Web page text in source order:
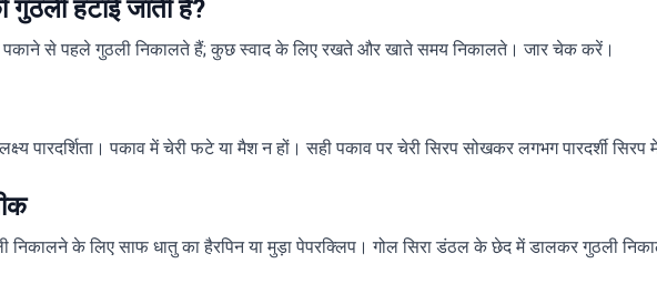
हटाई जाती है?
से पहले गुठली निकालते हैं; कुछ स्वाद के लिए रखते और खाते समय निकालते। जार चेक करें।
पारदर्शिता। पकाव में चेरी फटे या मैश न हों। सही पकाव पर चेरी सिरप सोखकर लगभग पारदर्शी
निकालने के लिए साफ धातु का हैरपिन या मुड़ा पेपरक्लिप। गोल सिरा डंठल के छेद में डालकर गुठली